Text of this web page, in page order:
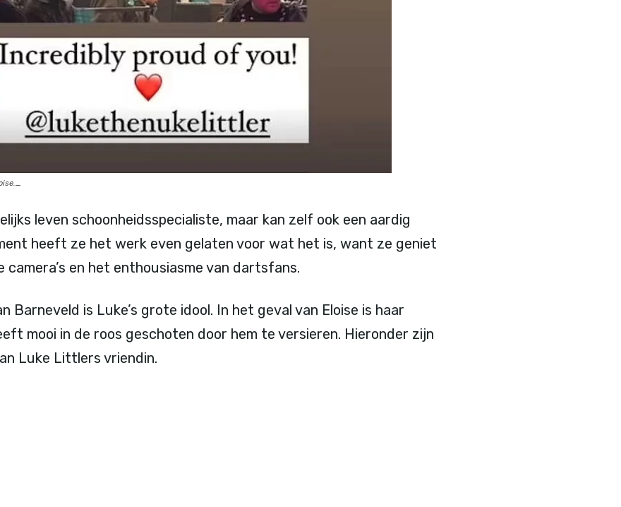
leven schoonheidsspecialiste, maar kan zelf ook een aardig
heeft ze het werk even gelaten voor wat het is, want ze geniet
camera’s en het enthousiasme van dartsfans.
Barneveld is Luke’s grote idool. In het geval van Eloise is haar
mooi in de roos geschoten door hem te versieren. Hieronder zijn
Luke Littlers vriendin.